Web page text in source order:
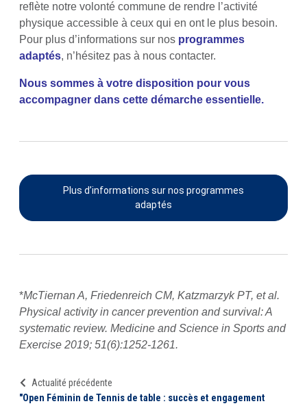
reflète notre volonté commune de rendre l’activité
physique accessible à ceux qui en ont le plus besoin.
Pour plus d’informations sur nos programmes
adaptés, n’hésitez pas à nous contacter.
Nous sommes à votre disposition pour vous
accompagner dans cette démarche essentielle.
Plus d’informations sur nos programmes
adaptés
*McTiernan A, Friedenreich CM, Katzmarzyk PT, et al.
Physical activity in cancer prevention and survival: A
systematic review. Medicine and Science in Sports and
Exercise 2019; 51(6):1252-1261.
Actualité précédente
"Open Féminin de Tennis de table : succès et engagement